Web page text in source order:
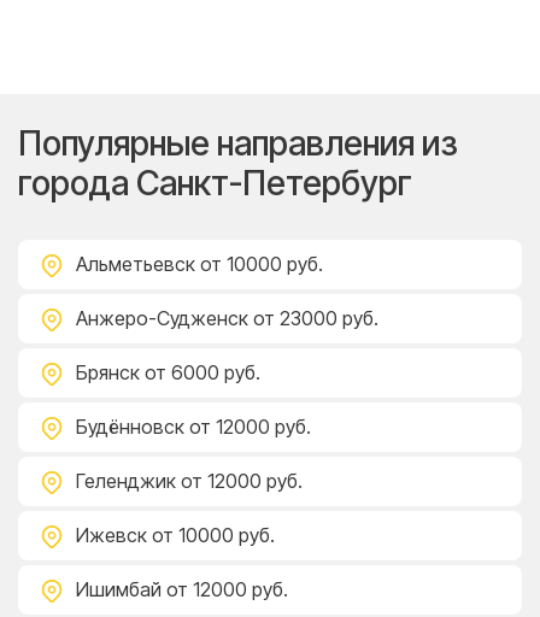
Популярные направления из
города Санкт-Петербург
Альметьевск от 10000 руб.
Анжеро-Судженск от 23000 руб.
Брянск от 6000 руб.
Будённовск от 12000 руб.
Геленджик от 12000 руб.
Ижевск от 10000 руб.
Ишимбай от 12000 руб.